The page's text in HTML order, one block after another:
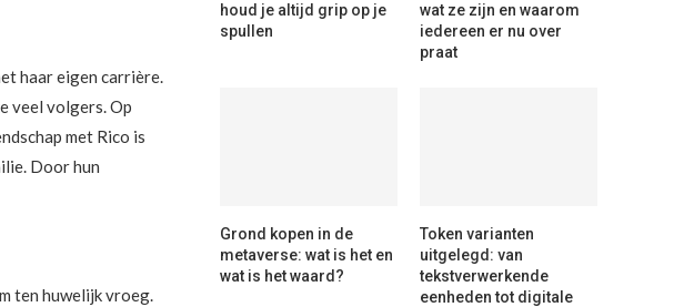
haar eigen carrière.
veel volgers. Op
met Rico is
Door hun
ten huwelijk vroeg.
houd je altijd grip op je
spullen
wat ze zijn en waarom
iedereen er nu over
praat
Grond kopen in de
metaverse: wat is het en
wat is het waard?
Token varianten
uitgelegd: van
tekstverwerkende
eenheden tot digitale